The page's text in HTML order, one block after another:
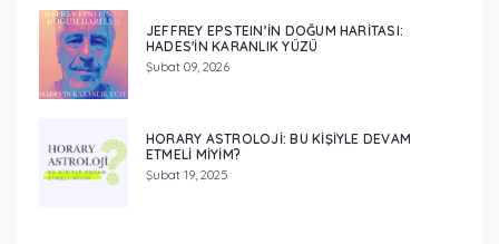
JEFFREY EPSTEIN’IN DOĞUM HARITASI:
HADES'IN KARANLIK YÜZÜ
Şubat 09, 2026
HORARY ASTROLOJI: BU KIŞIYLE DEVAM
ETMELI MIYIM?
Şubat 19, 2025